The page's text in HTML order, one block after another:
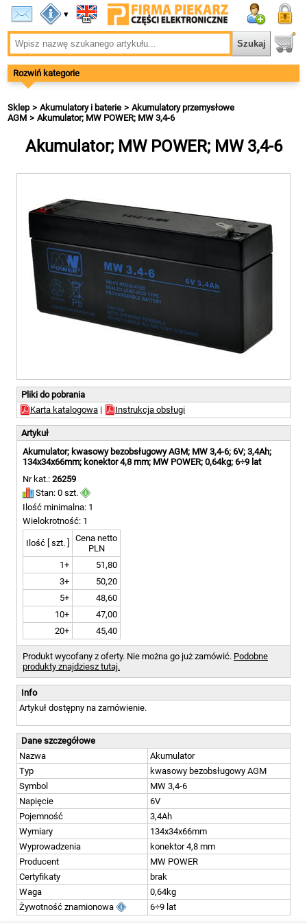
▾
Rozwiń kategorie
Sklep Akumulatory i baterie
Akumulatory przemysłowe
AGM
Akumulator; MW POWER; MW 3,4-6
Akumulator; MW POWER; MW 3,4-6
Pliki do pobrania
Karta katalogowa | Instrukcja obsługi
Artykuł
Akumulator; kwasowy bezobsługowy AGM; MW 3,4-6; 6V; 3,4Ah;
134x34x66mm; konektor 4,8 mm; MW POWER; 0,64kg; 6÷9 lat
Nr kat.: 26259
Stan: 0 szt.
Ilość minimalna: 1
Wielokrotność: 1
Ilość [ szt. ]
Cena netto
PLN
1+
51,80
3+
50,20
5+
48,60
10+
47,00
20+
45,40
Produkt wycofany z oferty. Nie można go już zamówić. Podobne
produkty znajdziesz tutaj.
Info
Artykuł dostępny na zamówienie.
Dane szczegółowe
Nazwa
Akumulator
Typ
kwasowy bezobsługowy AGM
Symbol
MW 3,4-6
Napięcie
6V
Pojemność
3,4Ah
Wymiary
134x34x66mm
Wyprowadzenia
konektor 4,8 mm
Producent
MW POWER
Certyfikaty
brak
Waga
0,64kg
Żywotność znamionowa
6÷9 lat